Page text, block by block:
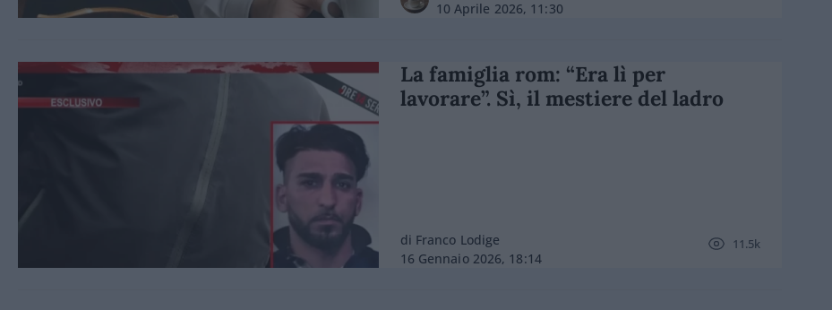
10 Aprile 2026, 11:30
La famiglia rom: “Era lì per
lavorare”. Sì, il mestiere del ladro
di Franco Lodige
16 Gennaio 2026, 18:14
11.5k